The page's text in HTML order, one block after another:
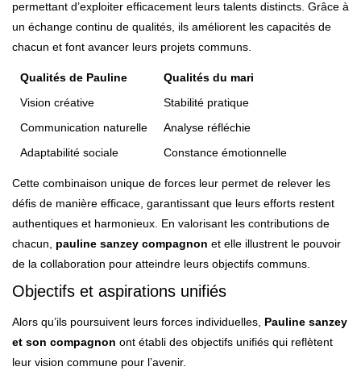
permettant d’exploiter efficacement leurs talents distincts. Grâce à
un échange continu de qualités, ils améliorent les capacités de
chacun et font avancer leurs projets communs.
Qualités de Pauline
Qualités du mari
Vision créative
Stabilité pratique
Communication naturelle
Analyse réfléchie
Adaptabilité sociale
Constance émotionnelle
Cette combinaison unique de forces leur permet de relever les
défis de manière efficace, garantissant que leurs efforts restent
authentiques et harmonieux. En valorisant les contributions de
chacun, pauline sanzey compagnon et elle illustrent le pouvoir
de la collaboration pour atteindre leurs objectifs communs.
Objectifs et aspirations unifiés
Alors qu’ils poursuivent leurs forces individuelles, Pauline sanzey
et son compagnon ont établi des objectifs unifiés qui reflètent
leur vision commune pour l’avenir.